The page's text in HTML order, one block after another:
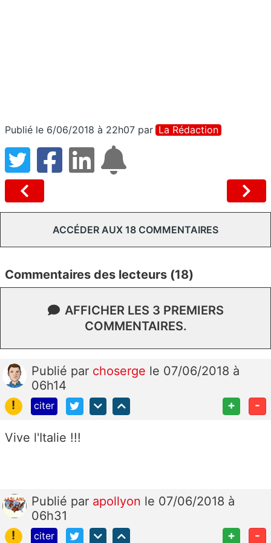
Publié le 6/06/2018 à 22h07 par La Rédaction
ACCÉDER AUX 18 COMMENTAIRES
Commentaires des lecteurs (18)
AFFICHER LES 3 PREMIERS
COMMENTAIRES.
Publié par choserge le 07/06/2018 à
06h14
!
citer + -
Vive l'Italie !!!
Publié par apollyon le 07/06/2018 à
06h31
!
citer + -